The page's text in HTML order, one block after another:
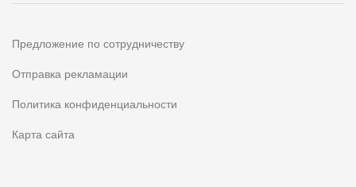
Предложение по сотрудничеству
Отправка рекламации
Политика конфиденциальности
Карта сайта